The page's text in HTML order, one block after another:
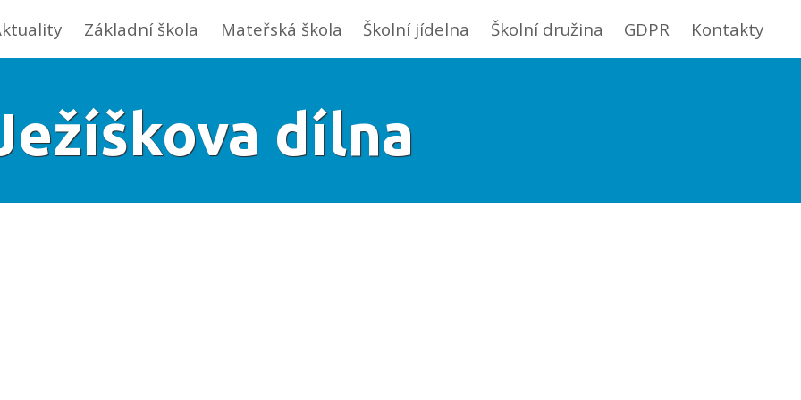
Základní škola Mateřská škola Školní jídelna Školní družina GDPR Kontakty
dílna